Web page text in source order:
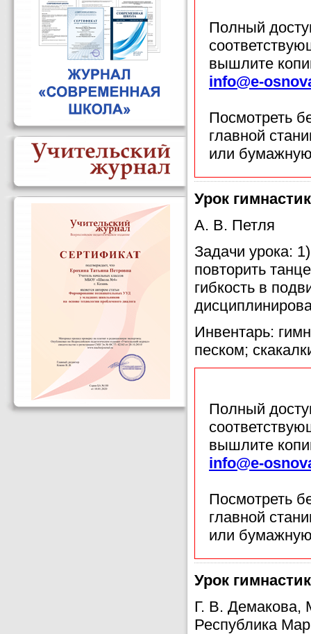
Полный
вышлите
info@e-
Посмотреть
главной
или
Урок
А. В. Петля
Задачи урока:
повторить
гибкость в
Инвентарь:
песком;
Полный
вышлите
info@e-
Посмотреть
главной
или
Урок
Г. В.
Республика